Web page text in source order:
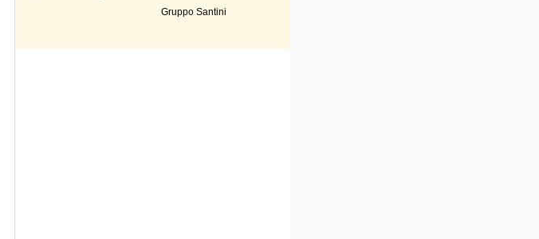
Gruppo Santini